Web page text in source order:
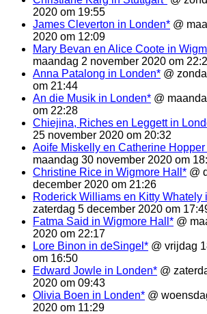
2020 om 19:55
James Cleverton in Londen* @
2020 om 12:09
Mary Bevan en Alice Coote in
maandag 2 november 2020 om
Anna Patalong in Londen* @
om 21:44
An die Musik in Londen* @
om 22:28
Chiejina, Riches en Leggett in
25 november 2020 om 20:32
Aoife Miskelly en Catherine
maandag 30 november 2020 om
Christine Rice in Wigmore Hall* @
december 2020 om 21:26
Roderick Williams en Kitty Whately
zaterdag 5 december 2020 om
Fatma Said in Wigmore Hall* @
2020 om 22:17
Lore Binon in deSingel* @ vrijdag
om 16:50
Edward Jowle in Londen* @
2020 om 09:43
Olivia Boen in Londen* @
2020 om 11:29